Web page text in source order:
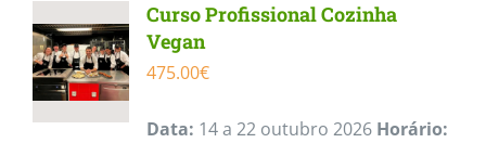
Curso Profissional Cozinha
Vegan
475.00€
Data: 14 a 22 outubro 2026 Horário: